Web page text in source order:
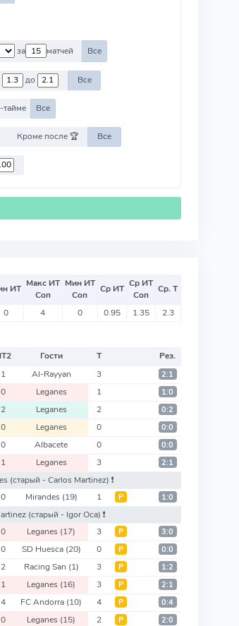
за матчей Все
до Все
тайме Все
Кроме после 🏆 Все
ИТ Макс ИТ
Соп
Мин ИТ
Соп
Ср ИТ Ср ИТ
Соп
Ср. Т
0 4 0 0.95 1.35 2.3
2 Гости Т
Рез.
1 Al-Rayyan 3 2:1
0 Leganes 1 1:0
2 Leganes 2 0:2
0 Leganes 0 0:0
0 Albacete 0 0:0
1 Leganes 3 2:1
(старый - Carlos Martinez) ❗️
0 Mirandes (19) 1 Р 1:0
(старый - Igor Oca) ❗️
0 Leganes (17) 3 Р 3:0
0 SD Huesca (20) 0 Р 0:0
2 Racing San (1) 3 Р 1:2
1 Leganes (16) 3 Р 2:1
4 FC Andorra (10) 4 Р 0:4
0 Leganes (15) 2 Р 2:0